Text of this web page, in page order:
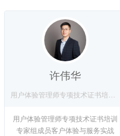
许伟华
用户体验管理师专项技术证书培训
专家组成员客户体验与服务实战